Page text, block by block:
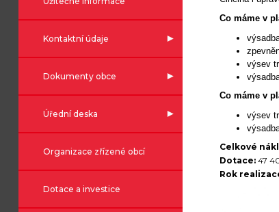
Kontaktní údaje
Dokumenty obce
Úřední deska
Organizace zřízené obcí
Dotace a investice
Co máme v
výsev
Co máme v
výsev
Celkové
Dotace: 47
Rok